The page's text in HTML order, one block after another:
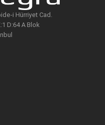
i Hürriyet Cad.
D:64 A Blok